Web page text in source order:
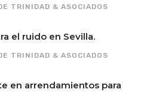
TRINIDAD & ASOCIADOS
el ruido en Sevilla.
TRINIDAD & ASOCIADOS
en arrendamientos para